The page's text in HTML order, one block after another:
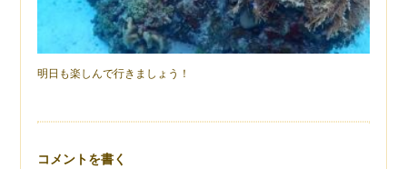
明日も楽しんで行きましょう！
コメントを書く